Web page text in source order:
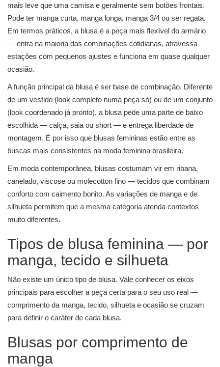
mais leve que uma camisa e geralmente sem botões frontais.
Pode ter manga curta, manga longa, manga 3/4 ou ser regata.
Em termos práticos, a blusa é a peça mais flexível do armário
— entra na maioria das combinações cotidianas, atravessa
estações com pequenos ajustes e funciona em quase qualquer
ocasião.
A função principal da blusa é ser base de combinação. Diferente
de um vestido (look completo numa peça só) ou de um conjunto
(look coordenado já pronto), a blusa pede uma parte de baixo
escolhida — calça, saia ou short — e entrega liberdade de
montagem. É por isso que blusas femininas estão entre as
buscas mais consistentes na moda feminina brasileira.
Em moda contemporânea, blusas costumam vir em ribana,
canelado, viscose ou molecotton fino — tecidos que combinam
conforto com caimento bonito. As variações de manga e de
silhueta permitem que a mesma categoria atenda contextos
muito diferentes.
Tipos de blusa feminina — por
manga, tecido e silhueta
Não existe um único tipo de blusa. Vale conhecer os eixos
principais para escolher a peça certa para o seu uso real —
comprimento da manga, tecido, silhueta e ocasião se cruzam
para definir o caráter de cada blusa.
Blusas por comprimento de
manga